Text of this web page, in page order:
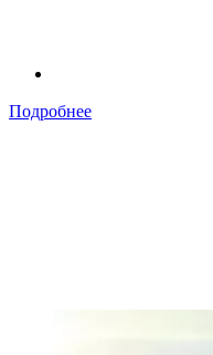
Подробнее